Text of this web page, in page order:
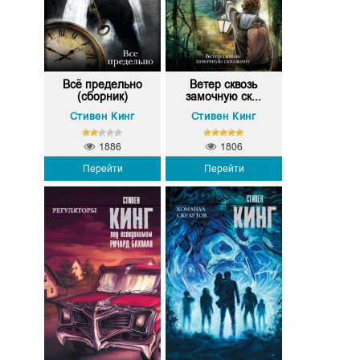
Всё предельно
(сборник)
Стивен Кинг
Перейти
1886
Ветер сквозь
замочную ск...
Стивен Кинг
Перейти
1806